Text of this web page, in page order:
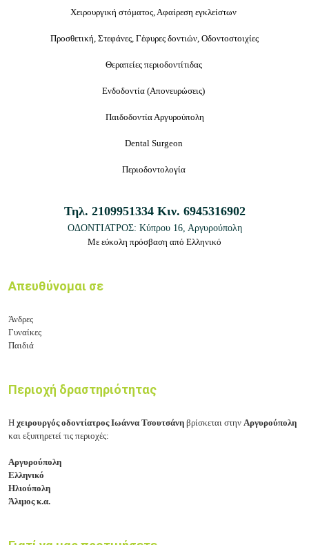
Χειρουργική στόματος, Αφαίρεση εγκλείστων
Προσθετική, Στεφάνες, Γέφυρες δοντιών, Οδοντοστοιχίες
Θεραπείες περιοδοντίτιδας
Ενδοδοντία (Απονευρώσεις)
Παιδοδοντία Αργυρούπολη
Dental Surgeon
Περιοδοντολογία
Τηλ. 2109951334 Κιν. 6945316902
ΟΔΟΝΤΙΑΤΡΟΣ: Κύπρου 16, Αργυρούπολη
Με εύκολη πρόσβαση από Ελληνικό
Απευθύνομαι σε
Άνδρες
Γυναίκες
Παιδιά
Περιοχή δραστηριότητας
Η χειρουργός οδοντίατρος Ιωάννα Τσουτσάνη βρίσκεται στην Αργυρούπολη
και εξυπηρετεί τις περιοχές:
Αργυρούπολη
Ελληνικό
Ηλιούπολη
Άλιμος κ.α.